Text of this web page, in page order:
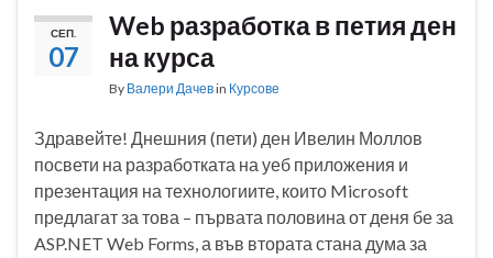
СЕП.
07
Web разработка в петия ден
на курса
By Валери Дачевin Курсове
Здравейте! Днешния (пети) ден Ивелин Моллов
посвети на разработката на уеб приложения и
презентация на технологиите, които Microsoft
предлагат за това – първата половина от деня бе за
ASP.NET Web Forms, а във втората стана дума за